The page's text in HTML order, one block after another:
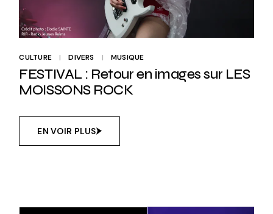
CULTURE DIVERS MUSIQUE
FESTIVAL : Retour en images sur LES
MOISSONS ROCK
EN VOIR PLUS